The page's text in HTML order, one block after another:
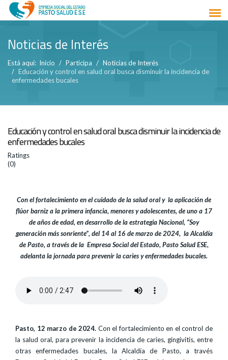
Noticias de Interés
Está aquí: Inicio Participa
Noticias de Interés
Educación y control en salud oral busca disminuir la incidencia de
enfermedades bucales
Educación y control en salud oral busca disminuir la incidencia de
enfermedades bucales
Ratings
(0)
Con el fortalecimiento en el cuidado de la salud oral y la aplicación de
flúor barniz a la primera infancia, menores y adolescentes, de uno a 17
de años de edad, en desarrollo de la estrategia Nacional, “Soy
generación más sonriente”, del 14 al 16 de marzo de 2024, la Alcaldía
de Pasto, a través de la Empresa Social del Estado, Pasto Salud ESE,
adelanta la jornada para prevenir la caries y enfermedades bucales.
Pasto, 12 marzo de 2024. Con el fortalecimiento en el control de
la salud oral, para prevenir la incidencia de caries, gingivitis, entre
otras enfermedades bucales, la Alcaldía de Pasto, a través